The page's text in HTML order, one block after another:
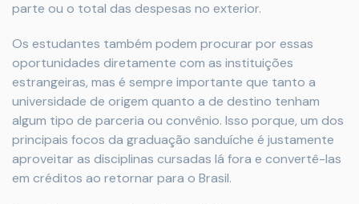
parte ou o total das despesas no exterior.
Os estudantes também podem procurar por essas
oportunidades diretamente com as instituições
estrangeiras, mas é sempre importante que tanto a
universidade de origem quanto a de destino tenham
algum tipo de parceria ou convênio. Isso porque, um dos
principais focos da graduação sanduíche é justamente
aproveitar as disciplinas cursadas lá fora e convertê-las
em créditos ao retornar para o Brasil.